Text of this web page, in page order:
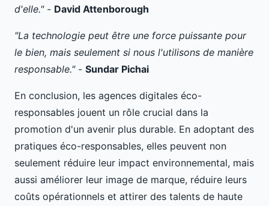
d'elle."- David Attenborough
"La technologie peut être une force puissante pour
le bien, mais seulement si nous l'utilisons de manière
responsable."- Sundar Pichai
En conclusion, les agences digitales éco-
responsables jouent un rôle crucial dans la
promotion d'un avenir plus durable. En adoptant des
pratiques éco-responsables, elles peuvent non
seulement réduire leur impact environnemental, mais
aussi améliorer leur image de marque, réduire leurs
coûts opérationnels et attirer des talents de haute